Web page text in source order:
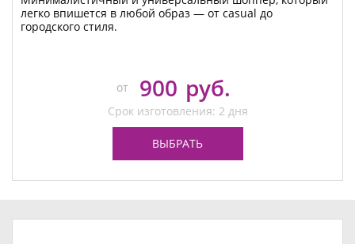
легко впишется в любой образ — от casual до
городского стиля.
от 900 руб.
Срок изготовления: 2 дня
ВЫБРАТЬ